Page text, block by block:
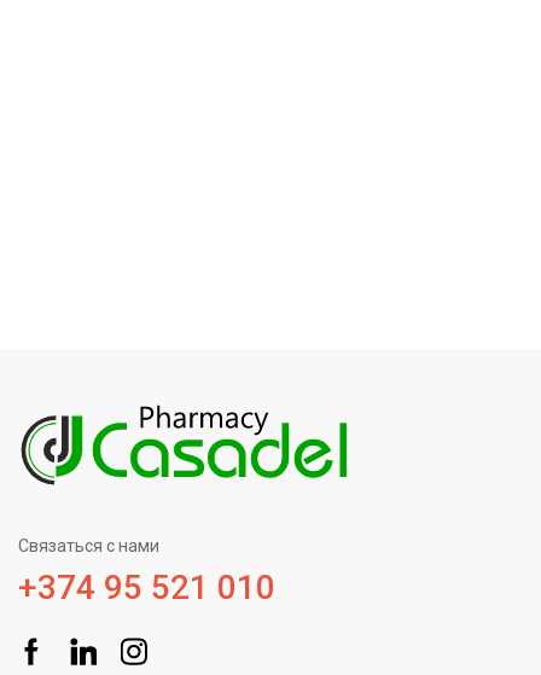
Связаться с нами
+374 95 521 010